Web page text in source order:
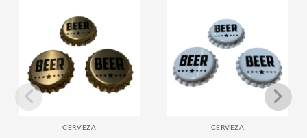
CERVEZA CERVEZA